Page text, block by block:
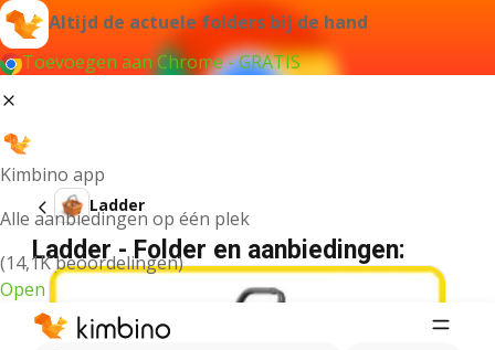
Altijd de actuele folders bij de hand
Toevoegen aan Chrome - GRATIS
Kimbino app
Alle aanbiedingen op één plek
(14,1K beoordelingen)
Open
Ladder
Ladder - Folder en aanbiedingen: